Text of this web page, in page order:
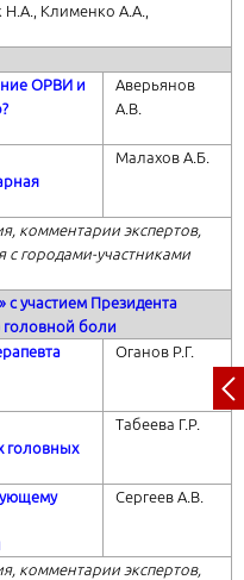
Клименко А.А.,
ОРВИ и
Аверьянов
А.В.
Малахов А.Б.
комментарии экспертов,
городами-участниками
участием Президента
головной боли
Оганов Р.Г.
головных
Табеева Г.Р.
Сергеев А.В.
комментарии экспертов,